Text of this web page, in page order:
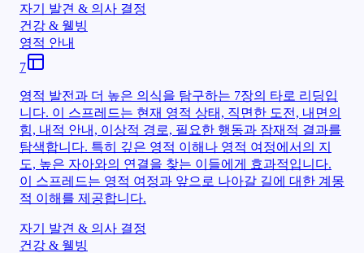
자기 발견 & 의사 결정
건강 & 웰빙
영적 안내
7
영적 발전과 더 높은 의식을 탐구하는 7장의 타로 리딩입
니다. 이 스프레드는 현재 영적 상태, 직면한 도전, 내면의
힘, 내적 안내, 이상적 경로, 필요한 행동과 잠재적 결과를
탐색합니다. 특히 깊은 영적 이해나 영적 여정에서의 지
도, 높은 자아와의 연결을 찾는 이들에게 효과적입니다.
이 스프레드는 영적 여정과 앞으로 나아갈 길에 대한 계몽
적 이해를 제공합니다.
자기 발견 & 의사 결정
건강 & 웰빙